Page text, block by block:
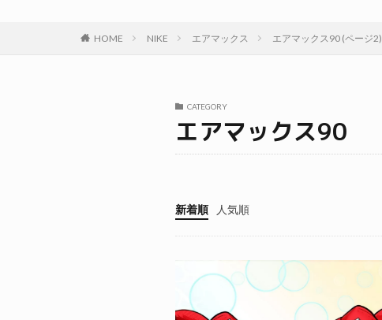
HOME NIKE エアマックス エアマックス90 (ページ2)
CATEGORY
エアマックス90
新着順 人気順